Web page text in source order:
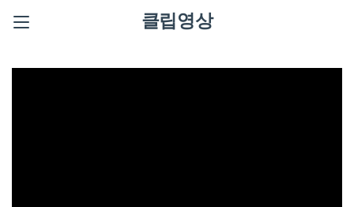
클립영상